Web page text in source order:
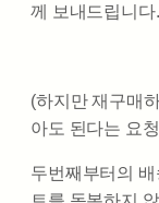
께 보내드립니다.
(하지만 재구매
아도 된다는 요
두번째부터의